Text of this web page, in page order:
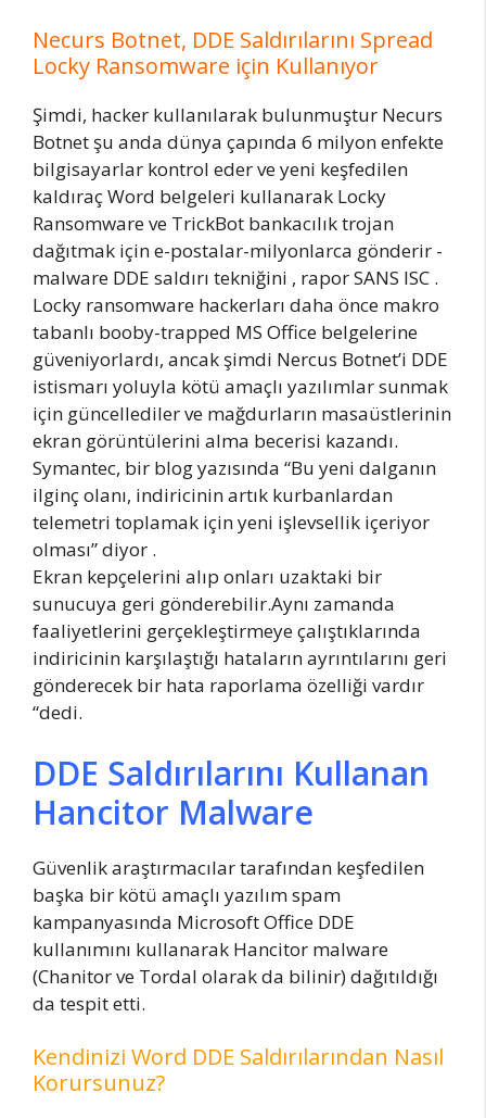
Necurs Botnet, DDE Saldırılarını Spread
Locky Ransomware için Kullanıyor
Şimdi, hacker kullanılarak bulunmuştur Necurs
Botnet şu anda dünya çapında 6 milyon enfekte
bilgisayarlar kontrol eder ve yeni keşfedilen
kaldıraç Word belgeleri kullanarak Locky
Ransomware ve TrickBot bankacılık trojan
dağıtmak için e-postalar-milyonlarca gönderir -
malware DDE saldırı tekniğini , rapor SANS ISC .
Locky ransomware hackerları daha önce makro
tabanlı booby-trapped MS Office belgelerine
güveniyorlardı, ancak şimdi Nercus Botnet’i DDE
istismarı yoluyla kötü amaçlı yazılımlar sunmak
için güncellediler ve mağdurların masaüstlerinin
ekran görüntülerini alma becerisi kazandı.
Symantec, bir blog yazısında “Bu yeni dalganın
ilginç olanı, indiricinin artık kurbanlardan
telemetri toplamak için yeni işlevsellik içeriyor
olması” diyor .
Ekran kepçelerini alıp onları uzaktaki bir
sunucuya geri gönderebilir.Aynı zamanda
faaliyetlerini gerçekleştirmeye çalıştıklarında
indiricinin karşılaştığı hataların ayrıntılarını geri
gönderecek bir hata raporlama özelliği vardır
“dedi.
DDE Saldırılarını Kullanan
Hancitor Malware
Güvenlik araştırmacılar tarafından keşfedilen
başka bir kötü amaçlı yazılım spam
kampanyasında Microsoft Office DDE
kullanımını kullanarak Hancitor malware
(Chanitor ve Tordal olarak da bilinir) dağıtıldığı
da tespit etti.
Kendinizi Word DDE Saldırılarından Nasıl
Korursunuz?